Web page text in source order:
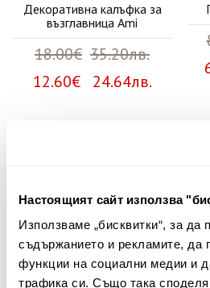
Настоящият сайт използва
Използваме „бисквитки“, за да
съдържанието и рекламите, да
функции на социални медии и
трафика си. Също така
Декоративна калъфка за
възглавница Ami
18.00€ 35.20лв.
12.60€ 24.64лв.
Споделете Вашето
Име